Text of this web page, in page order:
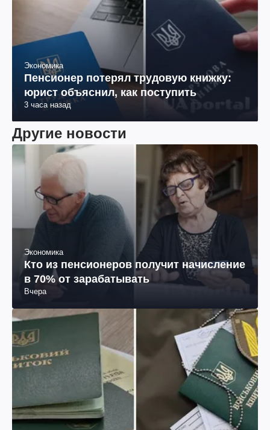
Экономика
Пенсионер потерял трудовую книжку:
юрист объяснил, как поступить
3 часа назад
Другие новости
Экономика
Кто из пенсионеров получит начисление
в 70% от зарабатывать
Вчера